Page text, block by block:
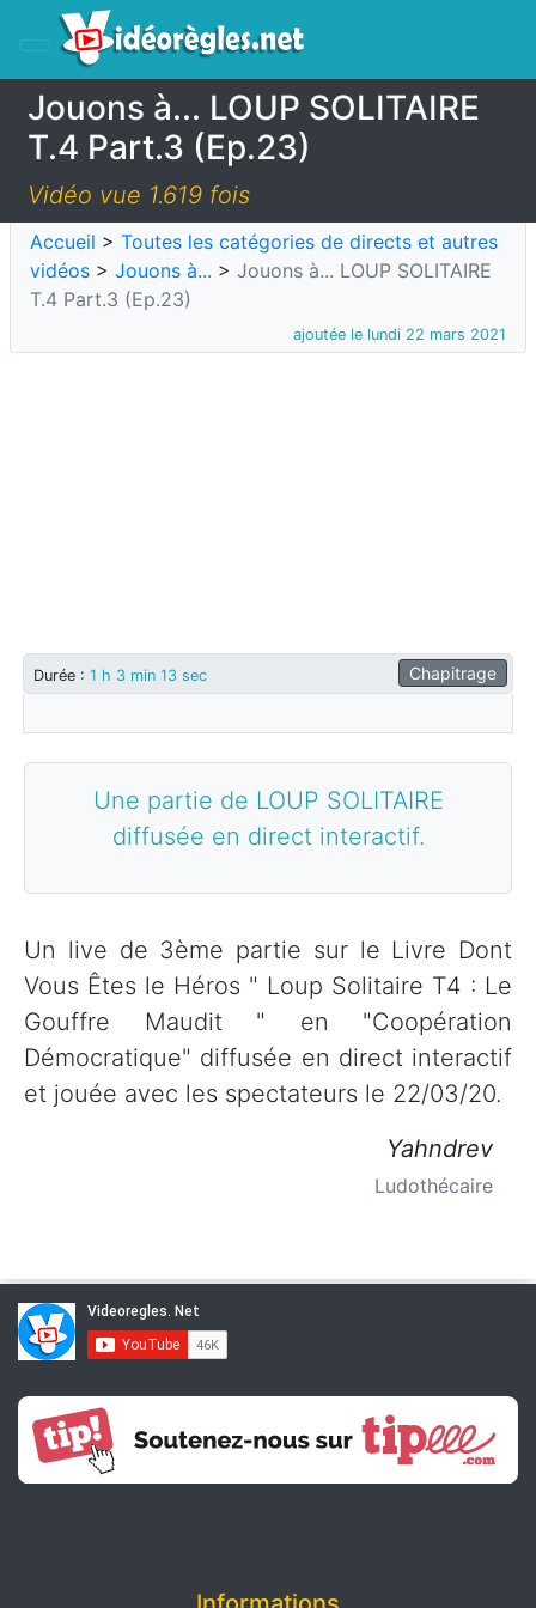
Jouons à... LOUP SOLITAIRE
T.4 Part.3 (Ep.23)
Vidéo vue 1.619 fois
Accueil > Toutes les catégories de directs et autres
vidéos > Jouons à... > Jouons à... LOUP SOLITAIRE
T.4 Part.3 (Ep.23)
ajoutée le lundi 22 mars 2021
Durée : 1 h 3 min 13 sec Chapitrage
Une partie de LOUP SOLITAIRE
diffusée en direct interactif.
Un live de 3ème partie sur le Livre Dont
Vous Êtes le Héros " Loup Solitaire T4 : Le
Gouffre Maudit " en "Coopération
Démocratique" diffusée en direct interactif
et jouée avec les spectateurs le 22/03/20.
Yahndrev
Ludothécaire